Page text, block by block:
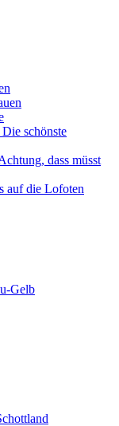
schönste
dass müsst
auf die Lofoten
Gelb